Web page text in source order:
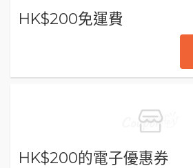
HK$200免運費
HK$200的電子優惠券